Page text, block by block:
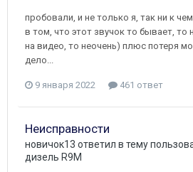
пробовали, и не только я, так ни к
в том, что этот звучок то бывает, то
на видео, то неочень) плюс потеря
дело...
9 января 2022 461 ответ
Неисправности
новичок13 ответил в тему
дизель R9M